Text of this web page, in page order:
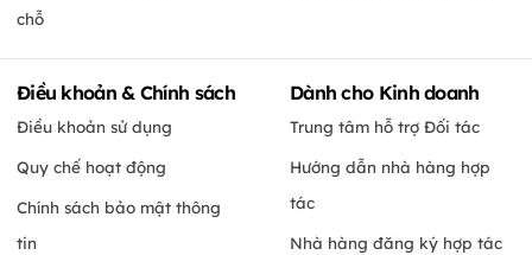
chỗ
Điều khoản & Chính sách
Điều khoản sử dụng
Quy chế hoạt động
Chính sách bảo mật thông
tin
Dành cho Kinh doanh
Trung tâm hỗ trợ Đối tác
Hướng dẫn nhà hàng hợp
tác
Nhà hàng đăng ký hợp tác